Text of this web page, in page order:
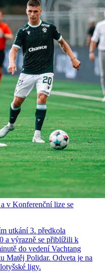
v Konferenční lize se
utkání 3. předkola
a výrazně se přiblížili k
do vedení Vachtang
Matěj Polidar. Odveta je na
ligy.